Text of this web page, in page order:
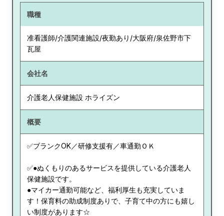
職種
准看護師/介護関連施設/夜勤あり/大阪府/泉佐野市下
瓦屋
会社名
介護老人保健施設 ホライズン
概要
✅ブランクOK／研修支援有／車通勤ＯＫ
✅●ぬくもりのあるサービスを提供している介護老人
保健施設です。
●マイカー通勤可能など、福利厚生も充実していま
す！保育料の助成制度ありで、子育て中の方にも嬉し
い制度があります☆